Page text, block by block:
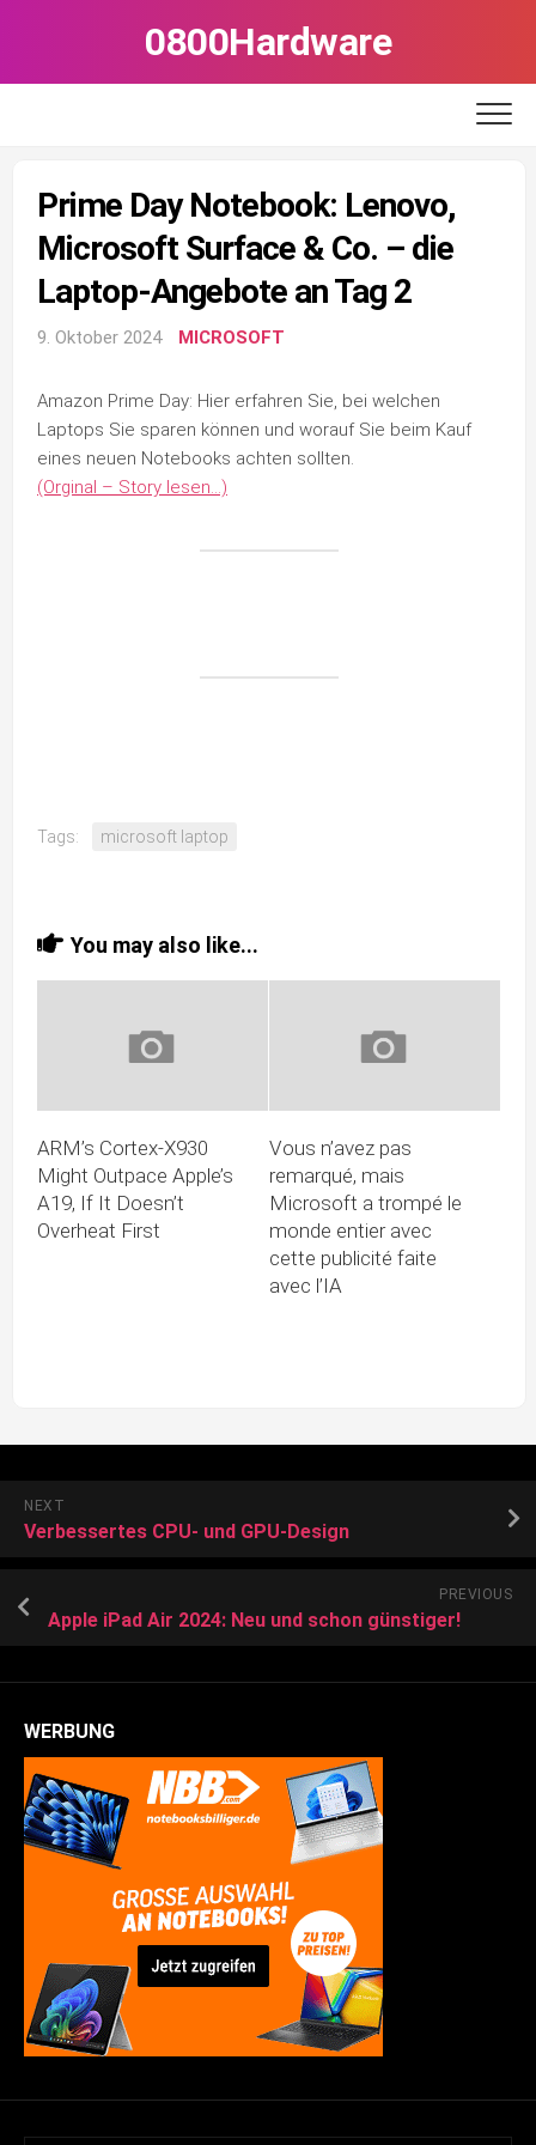
0800Hardware
Prime Day Notebook: Lenovo,
Microsoft Surface & Co. – die
Laptop-Angebote an Tag 2
9. Oktober 2024 MICROSOFT
Amazon Prime Day: Hier erfahren Sie, bei welchen
Laptops Sie sparen können und worauf Sie beim Kauf
eines neuen Notebooks achten sollten.
(Orginal – Story lesen…)
Tags: microsoft laptop
You may also like...
ARM’s Cortex-X930
Might Outpace Apple’s
A19, If It Doesn’t
Overheat First
Vous n’avez pas
remarqué, mais
Microsoft a trompé le
monde entier avec
cette publicité faite
avec l’IA
NEXT
Verbessertes CPU- und GPU-Design
PREVIOUS
Apple iPad Air 2024: Neu und schon günstiger!
WERBUNG